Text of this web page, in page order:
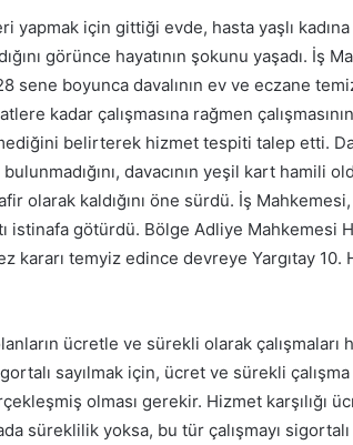
yapmak için gittiği evde, hasta yaşlı kadına
görünce hayatının şokunu yaşadı. İş
sene boyunca davalının ev ve eczane
kadar çalışmasına rağmen
belirterek hizmet tespiti talep etti.
davacının yeşil kart hamili
olarak kaldığını öne sürdü. İş
istinafa götürdü. Bölge Adliye Mahkemesi
kararı temyiz edince devreye Yargıtay 10.
ücretle ve sürekli olarak çalışmaları
sayılmak için, ücret ve sürekli
olması gerekir. Hizmet karşılığı
süreklilik yoksa, bu tür çalışmayı sigortalı